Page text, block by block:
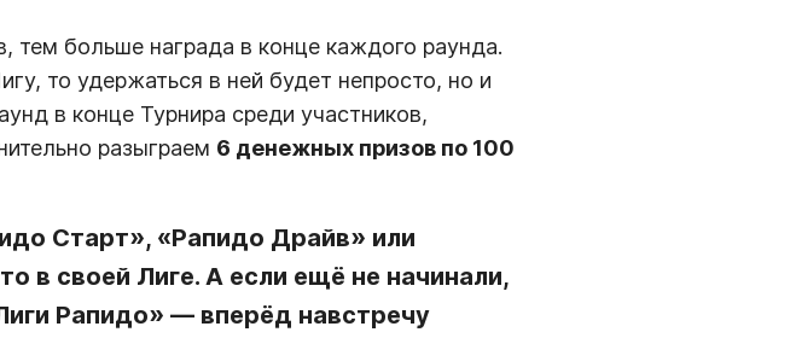
больше награда в конце каждого раунда.
то удержаться в ней будет непросто, но и
в конце Турнира среди участников,
разыграем 6 денежных призов по 100
Старт», «Рапидо Драйв» или
в своей Лиге. А если ещё не начинали,
Рапидо» — вперёд навстречу